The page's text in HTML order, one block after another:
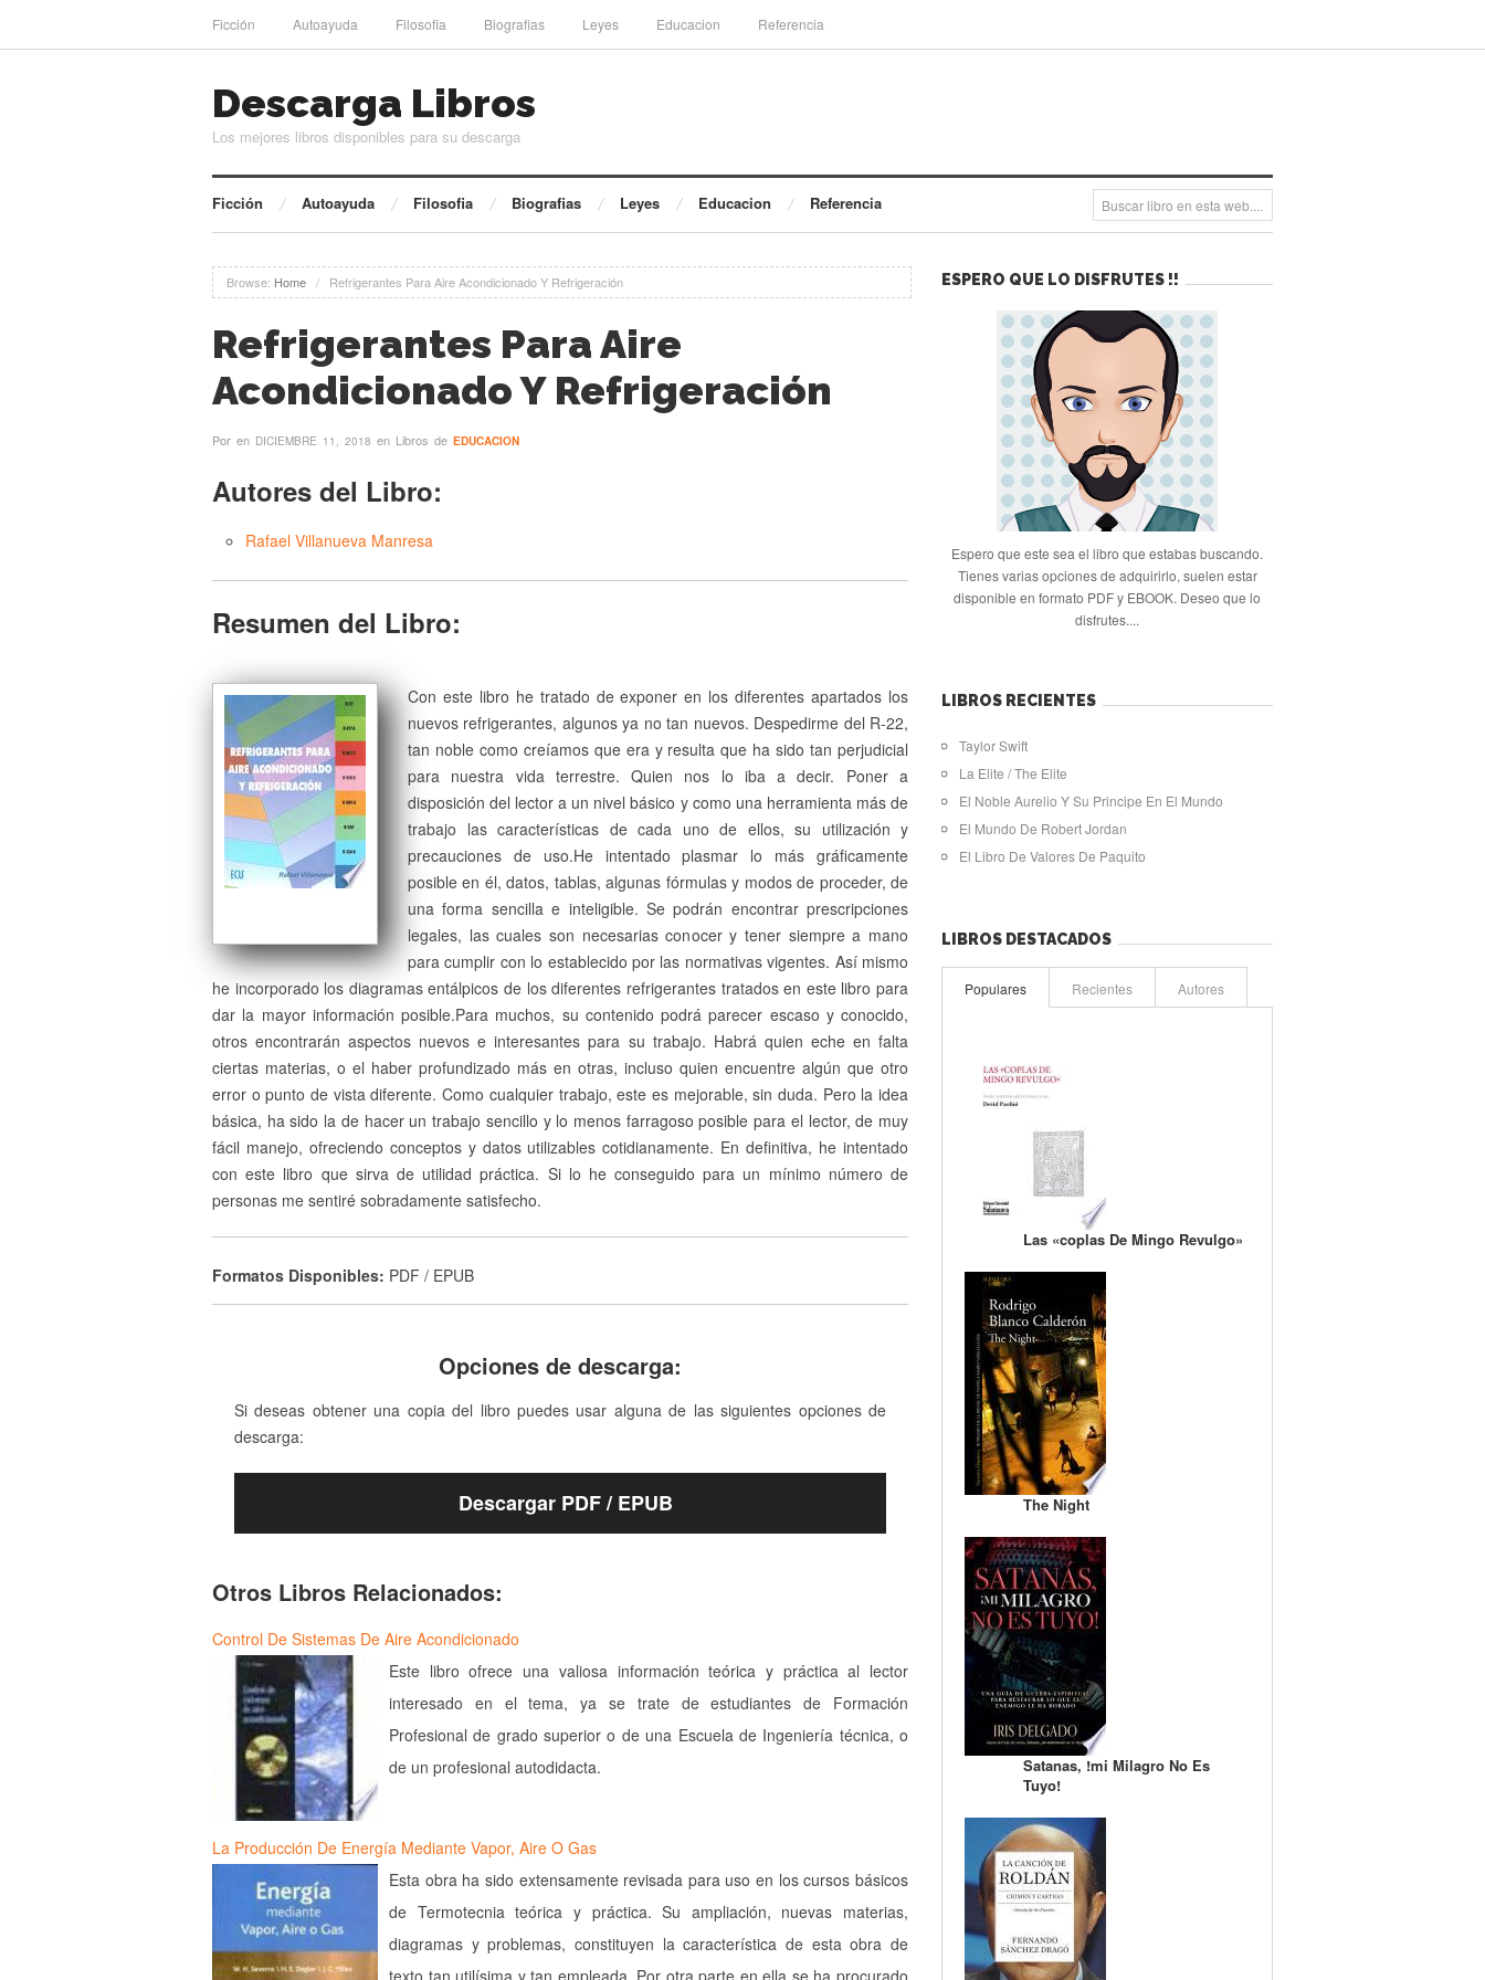
Ficción Autoayuda Filosofia Biografias Leyes Educacion Referencia
Descarga Libros
Los mejores libros disponibles para su descarga
Ficción Autoayuda Filosofia Biografias Leyes Educacion Referencia
Browse: Home / Refrigerantes Para Aire Acondicionado Y Refrigeración
Refrigerantes Para Aire
Acondicionado Y Refrigeración
Por en DICIEMBRE 11, 2018 en Libros de EDUCACION
Autores del Libro:
Rafael Villanueva Manresa
Resumen del Libro:
Con este libro he tratado de exponer en los diferentes apartados los
nuevos refrigerantes, algunos ya no tan nuevos. Despedirme del R-22,
tan noble como creíamos que era y resulta que ha sido tan perjudicial
para nuestra vida terrestre. Quien nos lo iba a decir. Poner a
disposición del lector a un nivel básico y como una herramienta más de
trabajo las características de cada uno de ellos, su utilización y
precauciones de uso.He intentado plasmar lo más gráficamente
posible en él, datos, tablas, algunas fórmulas y modos de proceder, de
una forma sencilla e inteligible. Se podrán encontrar prescripciones
legales, las cuales son necesarias conocer y tener siempre a mano
para cumplir con lo establecido por las normativas vigentes. Así mismo
he incorporado los diagramas entálpicos de los diferentes refrigerantes tratados en este libro para
dar la mayor información posible.Para muchos, su contenido podrá parecer escaso y conocido,
otros encontrarán aspectos nuevos e interesantes para su trabajo. Habrá quien eche en falta
ciertas materias, o el haber profundizado más en otras, incluso quien encuentre algún que otro
error o punto de vista diferente. Como cualquier trabajo, este es mejorable, sin duda. Pero la idea
básica, ha sido la de hacer un trabajo sencillo y lo menos farragoso posible para el lector, de muy
fácil manejo, ofreciendo conceptos y datos utilizables cotidianamente. En definitiva, he intentado
con este libro que sirva de utilidad práctica. Si lo he conseguido para un mínimo número de
personas me sentiré sobradamente satisfecho.
Formatos Disponibles: PDF / EPUB
Opciones de descarga:
Si deseas obtener una copia del libro puedes usar alguna de las siguientes opciones de
descarga:
Descargar PDF / EPUB
Otros Libros Relacionados:
Control De Sistemas De Aire Acondicionado
Este libro ofrece una valiosa información teórica y práctica al lector
interesado en el tema, ya se trate de estudiantes de Formación
Profesional de grado superior o de una Escuela de Ingeniería técnica, o
de un profesional autodidacta.
La Producción De Energía Mediante Vapor, Aire O Gas
Esta obra ha sido extensamente revisada para uso en los cursos básicos
de Termotecnia teórica y práctica. Su ampliación, nuevas materias,
diagramas y problemas, constituyen la característica de esta obra de
texto tan utilísima y tan empleada. Por otra parte en ella se ha procurado
ESPERO QUE LO DISFRUTES !!
Espero que este sea el libro que estabas buscando.
Tienes varias opciones de adquirirlo, suelen estar
disponible en formato PDF y EBOOK. Deseo que lo
disfrutes....
LIBROS RECIENTES
Taylor Swift
La Elite / The Elite
El Noble Aurelio Y Su Principe En El Mundo
El Mundo De Robert Jordan
El Libro De Valores De Paquito
LIBROS DESTACADOS
Populares Recientes Autores
Las «coplas De Mingo Revulgo»
The Night
Satanas, !mi Milagro No Es
Tuyo!